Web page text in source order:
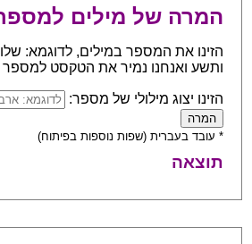
המרה של מילים
הזינו את המספר במילים, לדוגמא:
ותשע ואנחנו נמיר את הטקסט למספר
הזינו יצוג מילולי של מספר:
* עובד בעברית (שפות נוספות בפיתוח)
תוצאה